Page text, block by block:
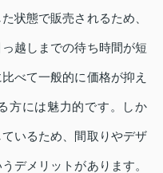
状態で販売されるため、
越しまでの待ち時間が短
べて一般的に価格が抑え
方には魅力的です。しか
いるため、間取りやデザ
デメリットがあります。